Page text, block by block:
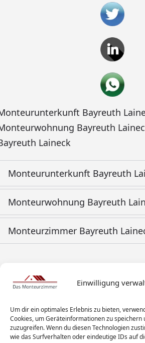
Einwilligung
Um dir ein optimales Erlebnis zu bieten,
Cookies, um Geräteinformationen zu speichern
zuzugreifen. Wenn du diesen Technologien
wie das Surfverhalten oder eindeutige IDs auf
Bayreuth
Bayreuth
Laineck
Monteurunterkunft Bayreuth
Monteurwohnung Bayreuth
Monteurzimmer Bayreuth